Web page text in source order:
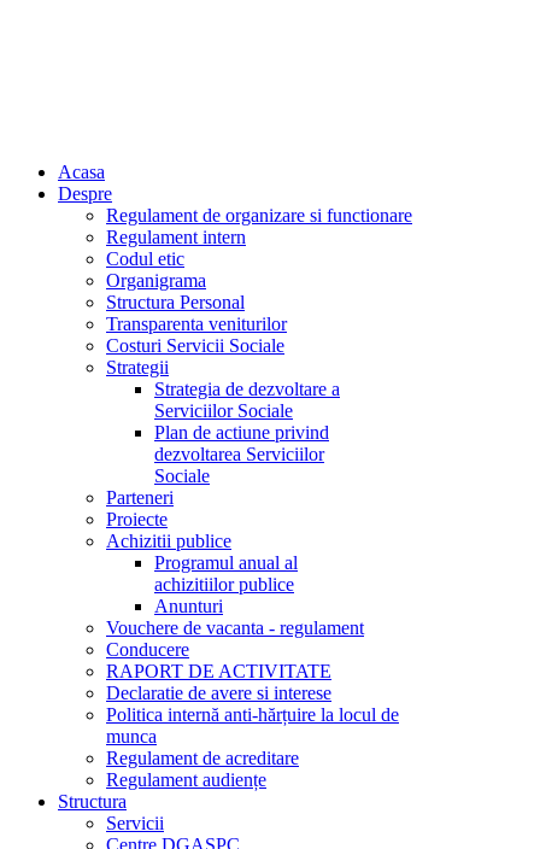
Acasa
Despre
Regulament de organizare si functionare
Regulament intern
Codul etic
Organigrama
Structura Personal
Transparenta veniturilor
Costuri Servicii Sociale
Strategii
Strategia de dezvoltare a
Serviciilor Sociale
Plan de actiune privind
dezvoltarea Serviciilor
Sociale
Parteneri
Proiecte
Achizitii publice
Programul anual al
achizitiilor publice
Anunturi
Vouchere de vacanta - regulament
Conducere
RAPORT DE ACTIVITATE
Declaratie de avere si interese
Politica internă anti-hărțuire la locul de
munca
Regulament de acreditare
Regulament audiențe
Structura
Servicii
Centre DGASPC